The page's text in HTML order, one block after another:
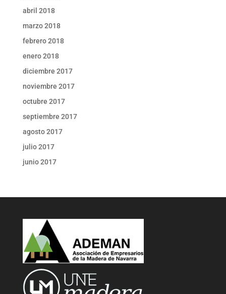
abril 2018
marzo 2018
febrero 2018
enero 2018
diciembre 2017
noviembre 2017
octubre 2017
septiembre 2017
agosto 2017
julio 2017
junio 2017